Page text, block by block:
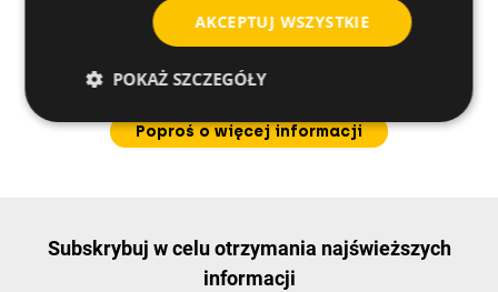
dotyczące tego produktu?
Poproś o więcej informacji
Subskrybuj w celu otrzymania najświeższych
informacji
AKCEPTUJ WSZYSTKIE
POKAŻ SZCZEGÓŁY